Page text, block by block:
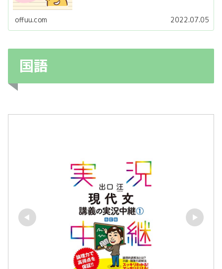
offuu.com 2022.07.05
国語